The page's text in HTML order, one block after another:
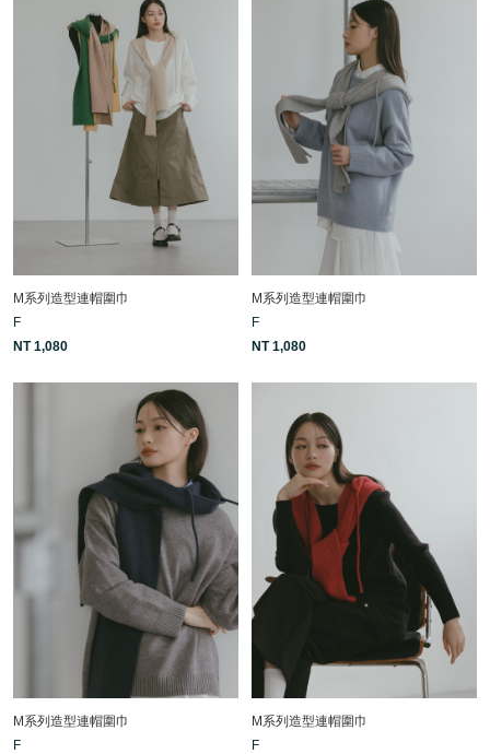
M系列造型連帽圍巾
F
NT 1,080
M系列造型連帽圍巾
F
NT 1,080
M系列造型連帽圍巾
F
M系列造型連帽圍巾
F